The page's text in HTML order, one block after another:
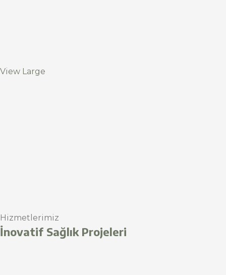
View Large
Hizmetlerimiz
İnovatif Sağlık Projeleri